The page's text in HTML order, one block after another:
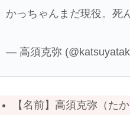
かっちゃんまだ現役。死
— 高須克弥
【名前】高須克弥（たか